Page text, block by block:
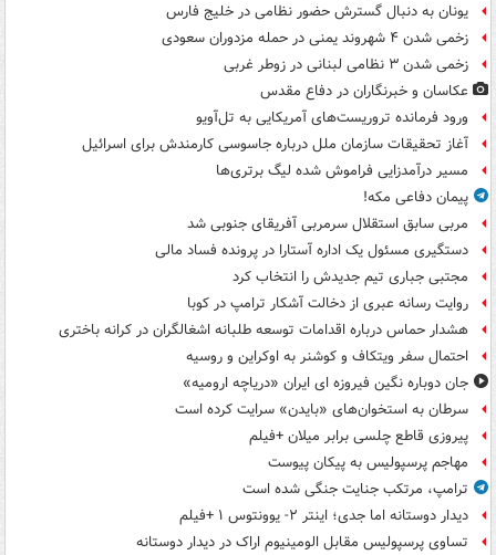
یونان به دنبال گسترش حضور نظامی در خلیج فارس
زخمی شدن ۴ شهروند یمنی در حمله مزدوران سعودی
زخمی شدن ۳ نظامی لبنانی در زوطر غربی
عکاسان و خبرنگاران در دفاع مقدس
ورود فرمانده تروریست‌های آمریکایی به تل‌آویو
آغاز تحقیقات سازمان ملل درباره جاسوسی کارمندش برای اسرائیل
مسیر درآمدزایی فراموش شده لیگ برتری‌ها
پیمان دفاعی مکه!
مربی سابق استقلال سرمربی آفریقای جنوبی شد
دستگیری مسئول یک اداره آستارا در پرونده فساد مالی
مجتبی جباری تیم جدیدش را انتخاب کرد
روایت رسانه عبری از دخالت آشکار ترامپ در کوبا
هشدار حماس درباره اقدامات توسعه طلبانه اشغالگران در کرانه باختری
احتمال سفر ویتکاف و کوشنر به اوکراین و روسیه
جان دوباره نگین فیروزه ای ایران «دریاچه ارومیه»
سرطان به استخوان‌های «بایدن» سرایت کرده است
پیروزی قاطع چلسی برابر میلان +فیلم
مهاجم پرسپولیس به پیکان پیوست
ترامپ، مرتکب جنایت جنگی شده است
دیدار دوستانه اما جدی؛ اینتر ۲- یوونتوس ۱ +فیلم
تساوی پرسپولیس مقابل الومینیوم اراک در دیدار دوستانه